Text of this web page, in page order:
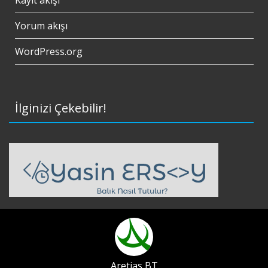
Yorum akışı
WordPress.org
İlginizi Çekebilir!